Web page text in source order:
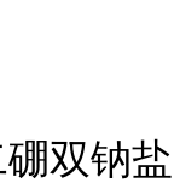
双钠盐